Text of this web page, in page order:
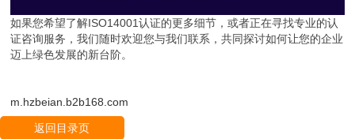
如果您希望了解ISO14001认证的更多细节，或者正在寻找专业的认
证咨询服务，我们随时欢迎您与我们联系，共同探讨如何让您的企业
迈上绿色发展的新台阶。
m.hzbeian.b2b168.com
返回目录页